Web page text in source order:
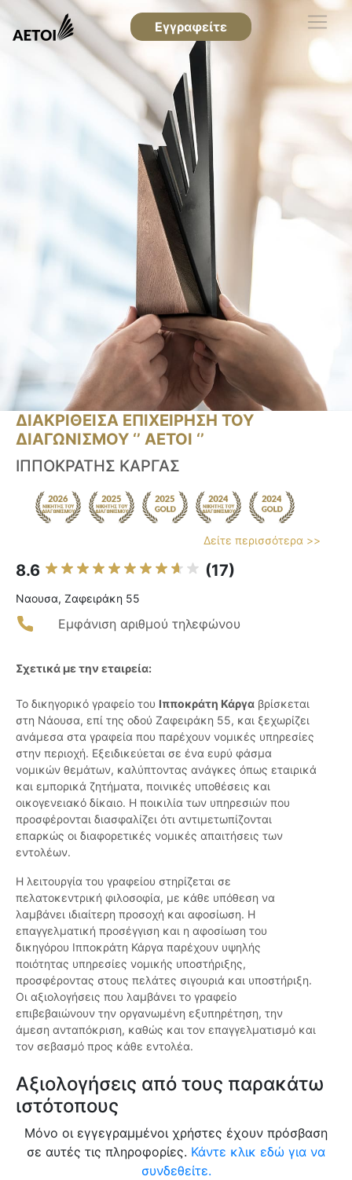
Εγγραφείτε
ΔΙΑΚΡΙΘΕΙΣΑ ΕΠΙΧΕΙΡΗΣΗ ΤΟΥ
ΔΙΑΓΩΝΙΣΜΟΥ ‘’ ΑΕΤΟΙ ‘’
ΙΠΠΟΚΡΑΤΗΣ ΚΑΡΓΑΣ
Δείτε περισσότερα >>
8.6 (17)
Ναουσα, Ζαφειράκη 55
Εμφάνιση αριθμού τηλεφώνου
Σχετικά με την εταιρεία:
Το δικηγορικό γραφείο του Ιπποκράτη Κάργα βρίσκεται
στη Νάουσα, επί της οδού Ζαφειράκη 55, και ξεχωρίζει
ανάμεσα στα γραφεία που παρέχουν νομικές υπηρεσίες
στην περιοχή. Εξειδικεύεται σε ένα ευρύ φάσμα
νομικών θεμάτων, καλύπτοντας ανάγκες όπως εταιρικά
και εμπορικά ζητήματα, ποινικές υποθέσεις και
οικογενειακό δίκαιο. Η ποικιλία των υπηρεσιών που
προσφέρονται διασφαλίζει ότι αντιμετωπίζονται
επαρκώς οι διαφορετικές νομικές απαιτήσεις των
εντολέων.
Η λειτουργία του γραφείου στηρίζεται σε
πελατοκεντρική φιλοσοφία, με κάθε υπόθεση να
λαμβάνει ιδιαίτερη προσοχή και αφοσίωση. Η
επαγγελματική προσέγγιση και η αφοσίωση του
δικηγόρου Ιπποκράτη Κάργα παρέχουν υψηλής
ποιότητας υπηρεσίες νομικής υποστήριξης,
προσφέροντας στους πελάτες σιγουριά και υποστήριξη.
Οι αξιολογήσεις που λαμβάνει το γραφείο
επιβεβαιώνουν την οργανωμένη εξυπηρέτηση, την
άμεση ανταπόκριση, καθώς και τον επαγγελματισμό και
τον σεβασμό προς κάθε εντολέα.
Αξιολογήσεις από τους παρακάτω
ιστότοπους
Μόνο οι εγγεγραμμένοι χρήστες έχουν πρόσβαση
σε αυτές τις πληροφορίες. Κάντε κλικ εδώ για να
συνδεθείτε.